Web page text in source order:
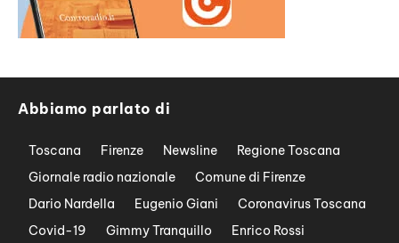
Abbiamo parlato di
Toscana Firenze Newsline
Regione Toscana
Giornale radio nazionale
Comune di Firenze
Dario Nardella
Eugenio Giani
Coronavirus Toscana
Covid-19
Gimmy Tranquillo
Enrico Rossi